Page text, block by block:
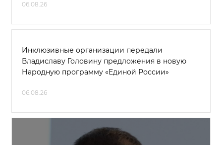
06.08.26
Инклюзивные организации передали
Владиславу Головину предложения в новую
Народную программу «Единой России»
06.08.26